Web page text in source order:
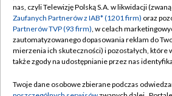
Emisja w TVP
Centrum informacji TVP
Naziemna Telewizja Cyfrowa
Rada Programowa
Polityka
Moje zgody
Pomoc
nas, czyli Telewizję Polską S.A. w likwidacji
Zaufanych Partnerów z IAB* (1201 firm) oraz
Partnerów TVP (93 firm), w celach
zautomatyzowanego dopasowania reklam do
mierzenia ich skuteczności) i pozostałych, które
także zgody na udostępnianie przez nas
Twoje dane osobowe zbierane podczas